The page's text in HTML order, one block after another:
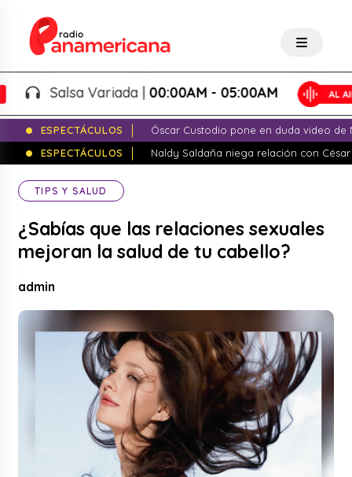
Salsa Variada |00:00AM - 05:00AM
ESPECTÁCULOS
Óscar Custodio pone en duda video de
ESPECTÁCULOS
Naldy Saldaña niega relación con
TIPS Y SALUD
¿Sabías que las relaciones sexuales
mejoran la salud de tu cabello?
admin